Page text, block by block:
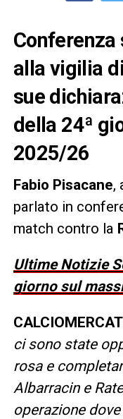
alla vigilia
sue
della 24ª
2025/26
Fabio Pisacane,
parlato in
match contro la
Ultime Notizie
giorno sul
ci sono state
rosa e
Albarracin e
operazione